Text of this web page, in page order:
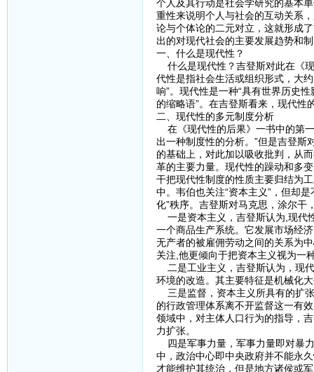
个人及其行动是社会学研究的基本
重性来说明个人与社会的互动关系
论与个体论的二元对立，这就形成
出的对现代社会的主要发展趋势和
一、什么是现代性？
什么是现代性？吉登斯对此在《
代性是指社会生活或组织形式，大
响”。现代性是一种“具有世界历史
的缩略语”。在吉登斯看来，现代
二、现代性的多元制度分析
在《现代性的后果》一书中的第
出一种制度性的分析。”但是吉登斯
的基础上，对此加以吸收批判，从
革的主要力量。现代性的躁动和
干把现代性制度的性质主要归结为
中。韦伯也关注“资本主义”，但却
化”秩序。吉登斯对马克思，涂尔干
一是资本主义，吉登斯认为,现代
一个商品生产系统。它发展市场经
无产者的被雇佣劳动之间的关系为
关注,他更倾向于把资本主义视为一
二是工业主义，吉登斯认为，现
环境的改造。其主要特征是机械化
三是监督，资本主义所具有的扩
的行政管理体系离不开监督这一有
领域中，对主体人口行为的指导，
力扩张。
四是军事力量，军事力量即对暴
中，政治中心即中央政府并不能永
才能维护其统治，但是地方诸侯或